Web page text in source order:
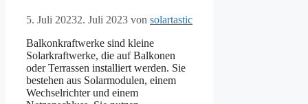
5. Juli 20232. Juli 2023 von solartastic
Balkonkraftwerke sind kleine
Solarkraftwerke, die auf Balkonen
oder Terrassen installiert werden. Sie
bestehen aus Solarmodulen, einem
Wechselrichter und einem